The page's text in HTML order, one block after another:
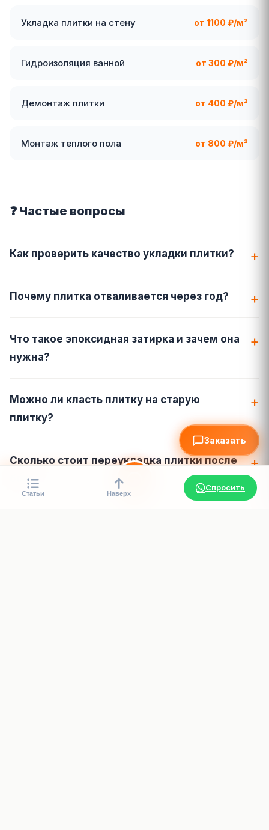
Укладка плитки на стену от 1100 ₽/м²
Гидроизоляция ванной от 300 ₽/м²
Демонтаж плитки от 400 ₽/м²
Монтаж теплого пола от 800 ₽/м²
❓ Частые вопросы
Как проверить качество укладки плитки?
Почему плитка отваливается через год?
Что такое эпоксидная затирка и зачем она
нужна?
Можно ли класть плитку на старую
плитку?
Сколько стоит переукладка плитки после
брака?
Статьи Наверх
Спросить
Заказать
Главная Цены Контакты